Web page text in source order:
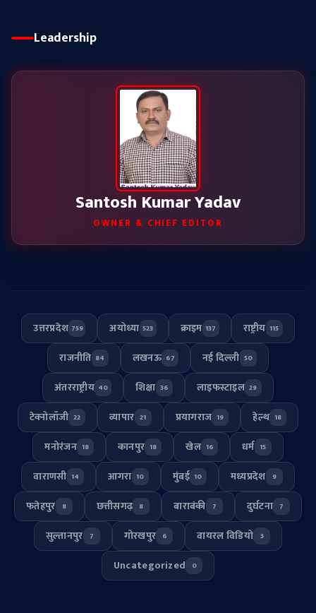
Leadership
Santosh Kumar Yadav
OWNER & CHIEF EDITOR
उत्तरप्रदेश 759 अयोध्या 523 क्राइम 137 राष्ट्रीय 115
राजनीति 84 लखनऊ 67 नई दिल्ली 50
अंतरराष्ट्रीय 40 शिक्षा 36 लाइफस्टाइल 29
टेक्नोलॉजी 22 व्यापार 21 प्रयागराज 19 हेल्थ 18
मनोरंजन 18 कानपुर 18 खेल 16 धर्म 15
वाराणसी 14 आगरा 10 मुंबई 10 मध्यप्रदेश 9
फतेहपुर 8 छत्तीसगढ़ 8 बाराबंकी 7 दुर्घटना 7
सुल्तानपुर 7 गोरखपुर 6 वायरल विडियो 3
Uncategorized 0